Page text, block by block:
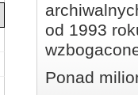
od 1993
Ponad